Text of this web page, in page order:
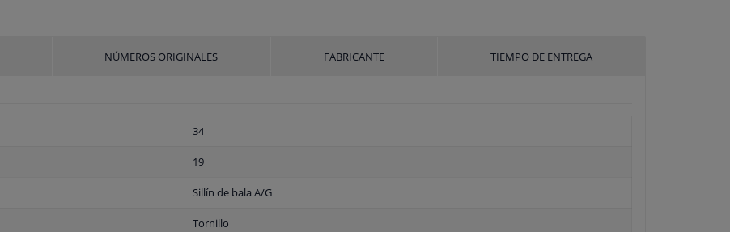
NÚMEROS ORIGINALES FABRICANTE TIEMPO DE ENTREGA
34
19
Sillín de bala A/G
Tornillo